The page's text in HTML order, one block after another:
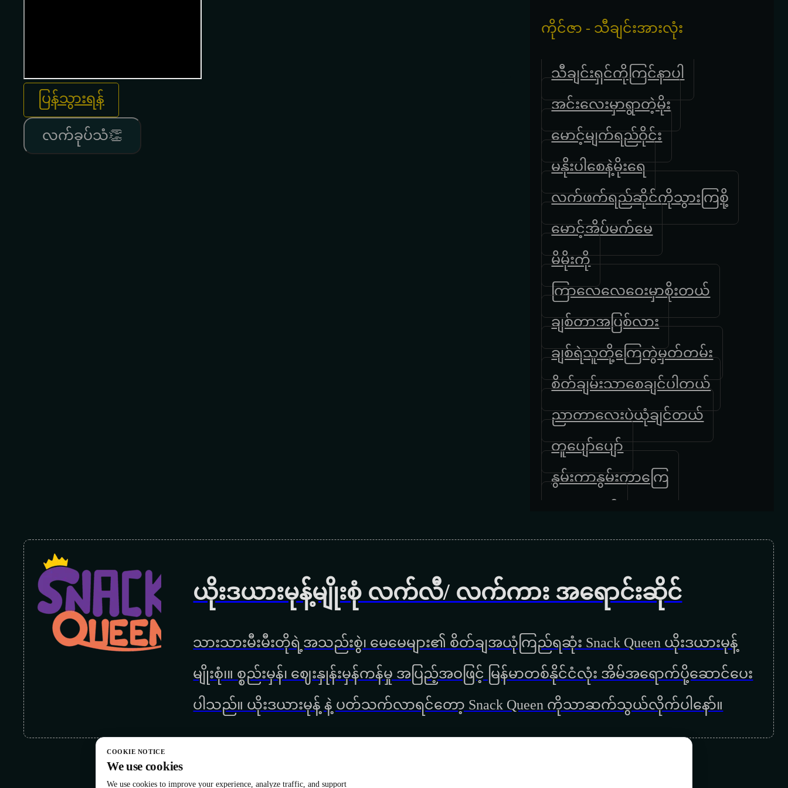
ပြန်သွားရန်
လက်ခုပ်သံ👏
ကိုင်ဇာ - သီချင်းအားလုံး
သီချင်းရှင်ကိုကြင်နာပါ
အင်းလေးမှာရွာတဲ့မိုး
မောင့်မျက်ရည်ဝိုင်း
မနိုးပါစေနဲ့မိုးရေ
လက်ဖက်ရည်ဆိုင်ကိုသွားကြစို့
မောင့်အိပ်မက်မေ
မိမိုးကို
ကြာလေလေဝေးမှာစိုးတယ်
ချစ်တာအပြစ်လား
ချစ်ရဲသူတို့ကြေကွဲမှတ်တမ်း
စိတ်ချမ်းသာစေချင်ပါတယ်
ညာတာလေးပဲယုံချင်တယ်
တူပျော်ပျော်
နွမ်းကာနွမ်းကာကြေ
နေဆီပျံမည်ငှက်
တစ်သက်လုံးသတိရနေမယ်
တူနှစ်ကိုယ်တိုင်းပြည်
နေနိုင်သူလေ
နေဝင်မှာစိုးတယ်
ယိုးဒယားမုန့်မျိုးစုံ လက်လီ/ လက်ကား အရောင်းဆိုင်
သားသားမီးမီးတိုရဲ့အသည်းစွဲ၊ မေမေများ၏ စိတ်ချအယုံကြည်ရဆုံး Snack Queen ယိုးဒယားမုန့်
မျိုးစုံ၊။ စ္စည်းမှန်၊ ‌ဈေးနှုန်းမှန်ကန်မှု အပြည့်အဝဖြင့် မြန်မာတစ်နိုင်ငံလုံး အိမ်အရောက်ပို့ဆောင်ပေး
ပါသည်။ ယိုးဒယားမုန့် နဲ့ ပတ်သက်လာရင်တော့ Snack Queen ကိုသာဆက်သွယ်လိုက်ပါနော်။
COOKIE NOTICE
We use cookies
We use cookies to improve your experience, analyze traffic, and support